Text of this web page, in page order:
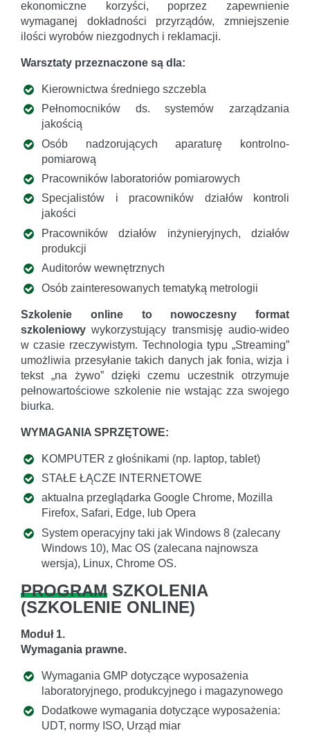
ekonomiczne korzyści, poprzez zapewnienie
wymaganej dokładności przyrządów, zmniejszenie
ilości wyrobów niezgodnych i reklamacji.
Warsztaty przeznaczone są dla:
Kierownictwa średniego szczebla
Pełnomocników ds. systemów zarządzania
jakością
Osób nadzorujących aparaturę kontrolno-
pomiarową
Pracowników laboratoriów pomiarowych
Specjalistów i pracowników działów kontroli
jakości
Pracowników działów inżynieryjnych, działów
produkcji
Auditorów wewnętrznych
Osób zainteresowanych tematyką metrologii
Szkolenie online to nowoczesny format
szkoleniowy wykorzystujący transmisję audio-wideo
w czasie rzeczywistym. Technologia typu „Streaming”
umożliwia przesyłanie takich danych jak fonia, wizja i
tekst „na żywo” dzięki czemu uczestnik otrzymuje
pełnowartościowe szkolenie nie wstając zza swojego
biurka.
WYMAGANIA SPRZĘTOWE:
KOMPUTER z głośnikami (np. laptop, tablet)
STAŁE ŁĄCZE INTERNETOWE
aktualna przeglądarka Google Chrome, Mozilla
Firefox, Safari, Edge, lub Opera
System operacyjny taki jak Windows 8 (zalecany
Windows 10), Mac OS (zalecana najnowsza
wersja), Linux, Chrome OS.
PROGRAM SZKOLENIA
(SZKOLENIE ONLINE)
Moduł 1.
Wymagania prawne.
Wymagania GMP dotyczące wyposażenia
laboratoryjnego, produkcyjnego i magazynowego
Dodatkowe wymagania dotyczące wyposażenia:
UDT, normy ISO, Urząd miar